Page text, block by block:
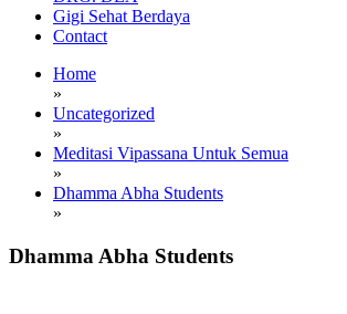
Gigi Sehat Berdaya
Contact
Home
»
Uncategorized
»
Meditasi Vipassana Untuk Semua
»
Dhamma Abha Students
»
Dhamma Abha Students